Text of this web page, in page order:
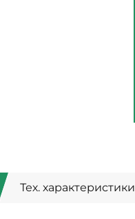
Тех. характеристики